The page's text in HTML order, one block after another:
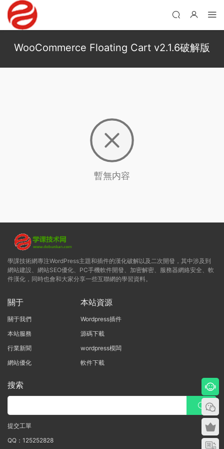
WooCommerce Floating Cart v2.1.6破解版
暫無内容
學課技術網專注WordPress主題和插件的漢化破解以及二次開發，其中涉及到
網站建設、網站SEO優化、PC手機軟件開發、加密解密、服務器網絡安全、軟
件漢化，同時也會和大家分享一些互聯網的學習資料。
關于
關于我們
本站服務
行業新聞
網站優化
本站資源
Wordpress插件
源碼下載
wordpress模闆
軟件下載
搜索
提交工單
QQ：125252828